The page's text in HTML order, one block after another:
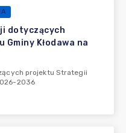
dotyczących
Kłodawa na
projektu Strategii
2036